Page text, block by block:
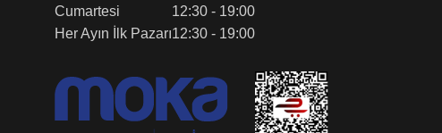
Cumartesi
Her Ayın İlk Pazarı
12:30 - 19:00
12:30 - 19:00